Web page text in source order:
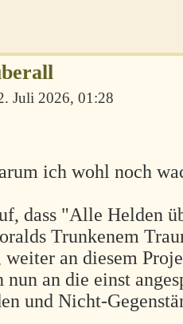
Juli 2026, 01:28
ich wohl noch
dass "Alle Helden
Trunkenem
an diesem
an die einst
und Nicht-